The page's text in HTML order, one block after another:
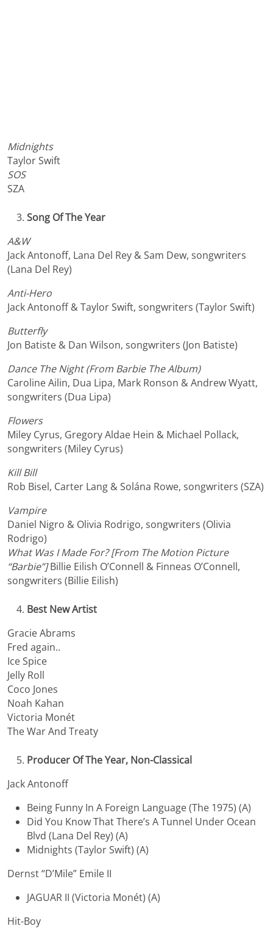
Midnights
Taylor Swift
SOS
SZA
Song Of The Year
A&W
Jack Antonoff, Lana Del Rey & Sam Dew, songwriters
(Lana Del Rey)
Anti-Hero
Jack Antonoff & Taylor Swift, songwriters (Taylor Swift)
Butterfly
Jon Batiste & Dan Wilson, songwriters (Jon Batiste)
Dance The Night (From Barbie The Album)
Caroline Ailin, Dua Lipa, Mark Ronson & Andrew Wyatt,
songwriters (Dua Lipa)
Flowers
Miley Cyrus, Gregory Aldae Hein & Michael Pollack,
songwriters (Miley Cyrus)
Kill Bill
Rob Bisel, Carter Lang & Solána Rowe, songwriters (SZA)
Vampire
Daniel Nigro & Olivia Rodrigo, songwriters (Olivia
Rodrigo)
What Was I Made For? [From The Motion Picture
“Barbie”]Billie Eilish O’Connell & Finneas O’Connell,
songwriters (Billie Eilish)
Best New Artist
Gracie Abrams
Fred again..
Ice Spice
Jelly Roll
Coco Jones
Noah Kahan
Victoria Monét
The War And Treaty
Producer Of The Year, Non-Classical
Jack Antonoff
Being Funny In A Foreign Language (The 1975) (A)
Did You Know That There’s A Tunnel Under Ocean
Blvd (Lana Del Rey) (A)
Midnights (Taylor Swift) (A)
Dernst “D’Mile” Emile II
JAGUAR II (Victoria Monét) (A)
Hit-Boy